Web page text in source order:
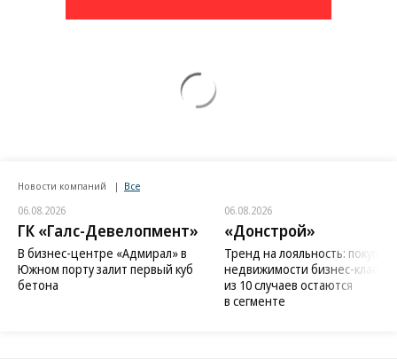
Новости компаний Все
06.08.2026
ГК «Галс-Девелопмент»
В бизнес-центре «Адмирал» в
Южном порту залит первый куб
бетона
06.08.2026
«Донстрой»
Тренд на лояльность:
недвижимости бизнес-класса
из 10 случаев остаются
в сегменте